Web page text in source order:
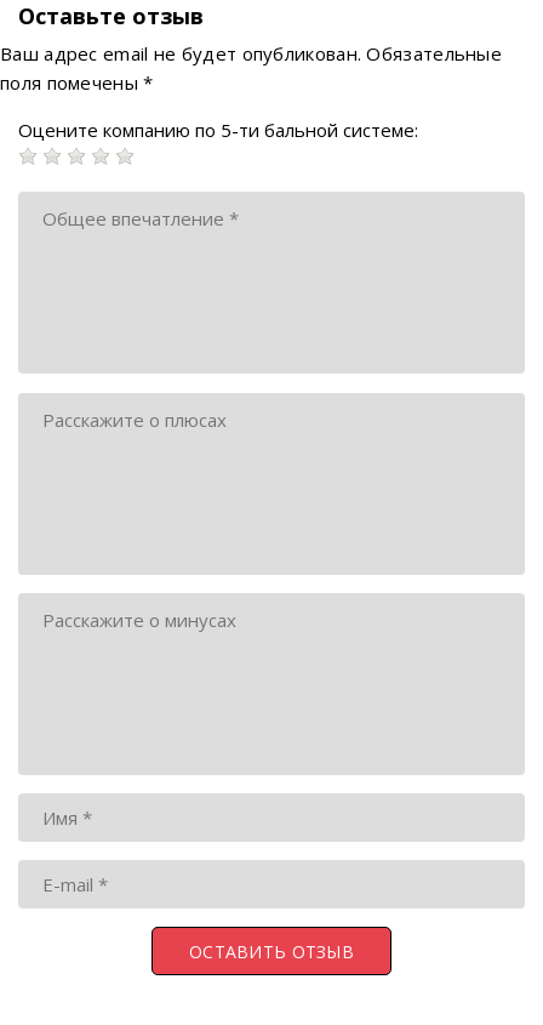
Оставьте отзыв
Ваш адрес email не будет опубликован. Обязательные
поля помечены*
Оцените компанию по 5-ти бальной системе: